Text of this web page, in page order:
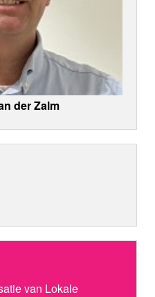
der Zalm
van Lokale